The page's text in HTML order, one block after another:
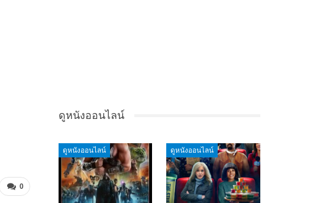
0
ดูหนังออนไลน์
ดูหนังออนไลน์ ดูหนังออนไลน์